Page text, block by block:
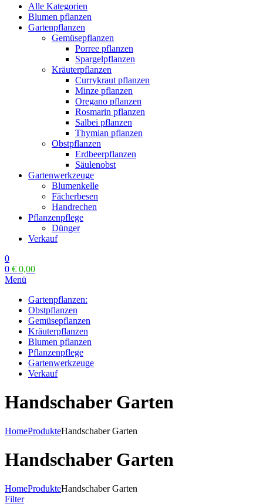
Alle Kategorien
Blumen pflanzen
Gartenpflanzen
Gemüsepflanzen
Porree pflanzen
Spargelpflanzen
Kräuterpflanzen
Currykraut pflanzen
Minze pflanzen
Oregano pflanzen
Rosmarin pflanzen
Salbei pflanzen
Thymian pflanzen
Obstpflanzen
Erdbeerpflanzen
Säulenobst
Gartenwerkzeuge
Blumenkelle
Fächerbesen
Handrechen
Pflanzenpflege
Dünger
Verkauf
0
0 € 0,00
Menü
Gartenpflanzen:
Obstpflanzen
Gemüsepflanzen
Kräuterpflanzen
Blumen pflanzen
Pflanzenpflege
Gartenwerkzeuge
Verkauf
Handschaber Garten
HomeProdukteHandschaber Garten
Handschaber Garten
HomeProdukteHandschaber Garten
Filter